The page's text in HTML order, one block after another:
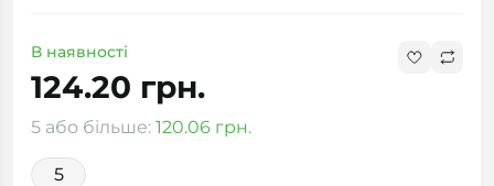
В наявності
124.20 грн.
5 або більше: 120.06 грн.
5